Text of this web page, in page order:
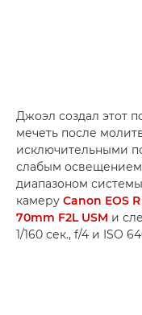
Джоэл создал этот
мечеть после
исключительными
слабым
диапазоном
камеру Canon EOS R
70mm F2L USM и
1/160 сек., f/4 и ISO